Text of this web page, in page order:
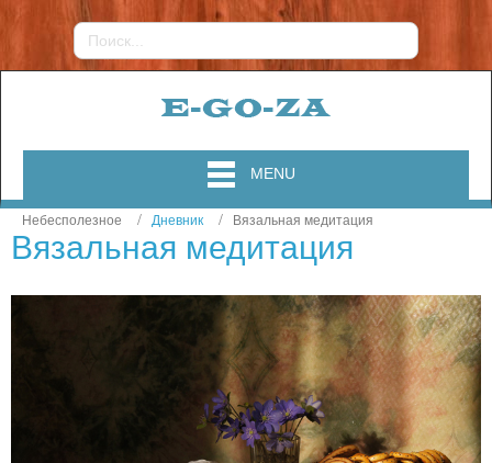
MENU
Небесполезное Дневник Вязальная медитация
Вязальная медитация